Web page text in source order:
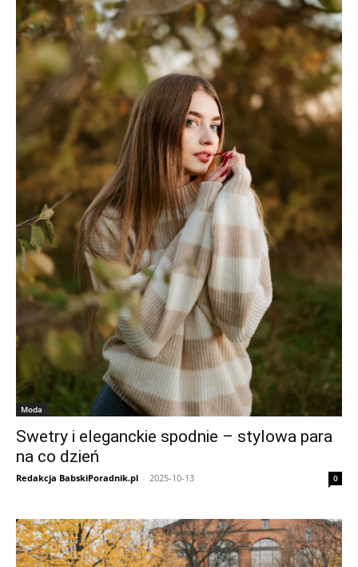
Moda
Swetry i eleganckie spodnie – stylowa para
na co dzień
Redakcja BabskiPoradnik.pl - 2025-10-13 0